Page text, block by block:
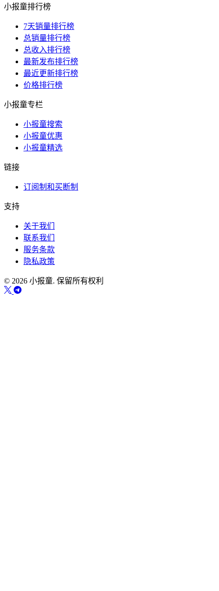
小报童排行榜
7天销量排行榜
总销量排行榜
总收入排行榜
最新发布排行榜
最近更新排行榜
价格排行榜
小报童专栏
小报童搜索
小报童优惠
小报童精选
链接
订阅制和买断制
支持
关于我们
联系我们
服务条款
隐私政策
© 2026 小报童. 保留所有权利